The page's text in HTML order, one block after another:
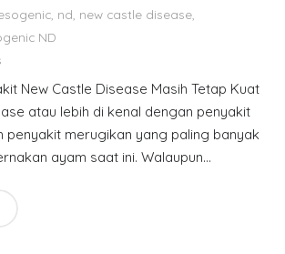
, nd new castle disease,
ND
New Castle Disease Masih Tetap Kuat
atau lebih di kenal dengan penyakit
penyakit merugikan yang paling banyak
ayam saat ini. Walaupun…